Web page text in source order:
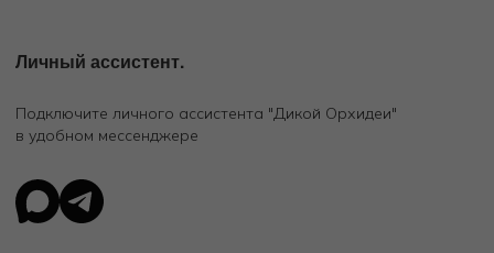
Личный ассистент.
Подключите личного ассистента "Дикой Орхидеи"
в удобном мессенджере